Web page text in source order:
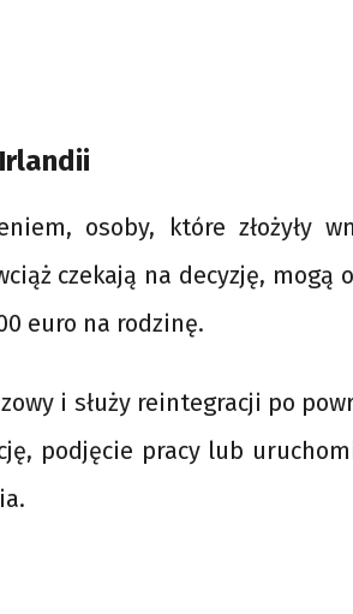
osoby, które złożyły
czekają na decyzję, mogą
euro na rodzinę.
i służy reintegracji po
podjęcie pracy lub